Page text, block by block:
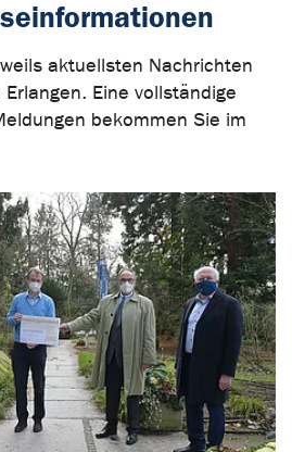
aktuellsten Nachrichten
Eine vollständige
bekommen Sie im